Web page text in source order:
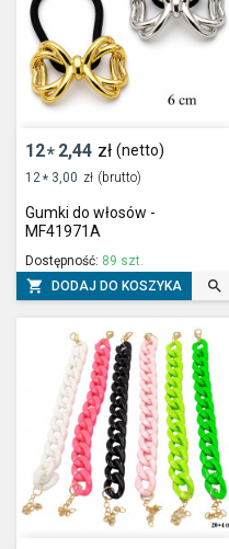
12* 2,44 zł (netto)
12 * 3,00 zł (brutto)
Gumki do włosów -
MF41971A
Dostępność: 89 szt.
 DODAJ DO KOSZYKA 